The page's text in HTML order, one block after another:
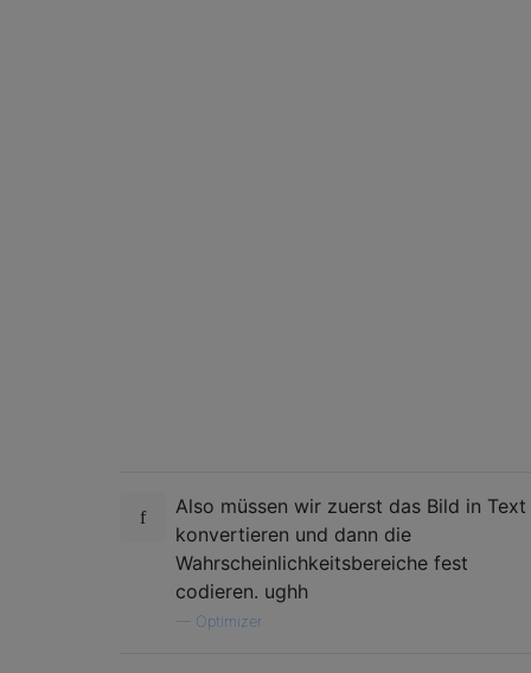
Also müssen wir zuerst das Bild in Text
konvertieren und dann die
Wahrscheinlichkeitsbereiche fest
codieren. ughh
Optimizer